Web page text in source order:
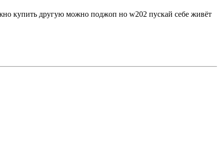
купить другую можно поджоп но w202 пускай себе живёт